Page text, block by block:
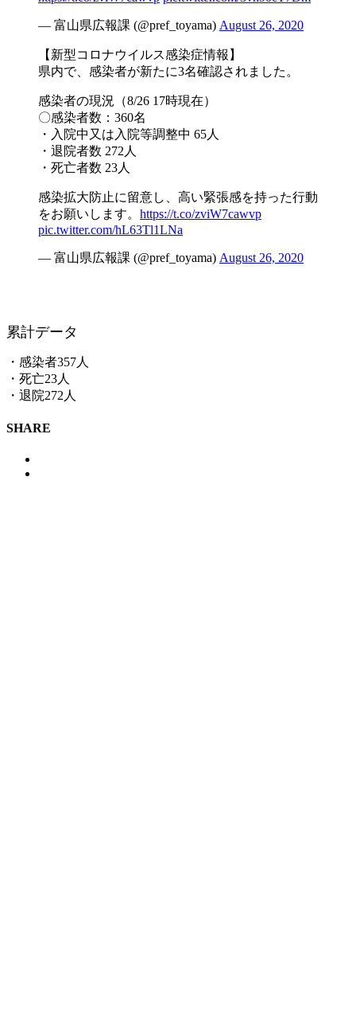
— 富山県広報課 (@pref_toyama) August 26, 2020
【新型コロナウイルス感染症情報】
県内で、感染者が新たに3名確認されました。
感染者の現況（8/26 17時現在）
〇感染者数：360名
・入院中又は入院等調整中 65人
・退院者数 272人
・死亡者数 23人
感染拡大防止に留意し、高い緊張感を持った行動
をお願いします。 https://t.co/zviW7cawvp
pic.twitter.com/hL63Tl1LNa
— 富山県広報課 (@pref_toyama) August 26, 2020
累計データ
・感染者357人
・死亡23人
・退院272人
SHARE